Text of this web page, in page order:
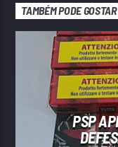
TAMBÉM PODE GOSTAR
PSP